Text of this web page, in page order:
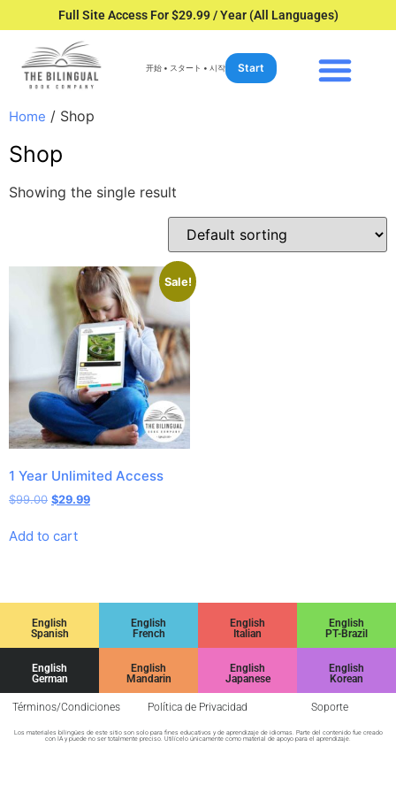
Full Site Access For $29.99 / Year (All Languages)
开始 • スタート • 시작 Start
Home / Shop
Shop
Showing the single result
Sale!
1 Year Unlimited Access
$99.00 $29.99
Add to cart
English
Spanish
English
French
English
Italian
English
PT-Brazil
English
German
English
Mandarin
English
Japanese
English
Korean
Términos/Condiciones Política de Privacidad Soporte
Los materiales bilingües de este sitio son solo para fines educativos y de aprendizaje de idiomas. Parte del contenido fue creado
con IA y puede no ser totalmente preciso. Utilícelo únicamente como material de apoyo para el aprendizaje.